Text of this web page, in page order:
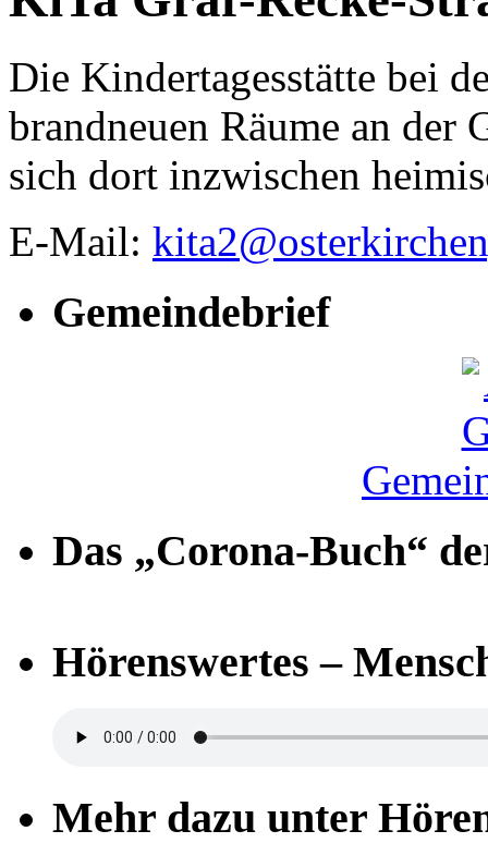
Die Kindertagesstätte bei
brandneuen Räume an der
sich dort inzwischen
E-Mail:
Gemeindebrief
Das „Corona-Buch“
Hörenswertes –
Mehr dazu unter